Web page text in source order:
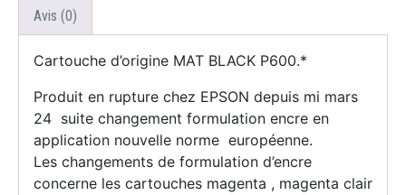
Avis (0)
Cartouche d’origine MAT BLACK P600.*
Produit en rupture chez EPSON depuis mi mars
24 suite changement formulation encre en
application nouvelle norme européenne.
Les changements de formulation d’encre
concerne les cartouches magenta , magenta clair